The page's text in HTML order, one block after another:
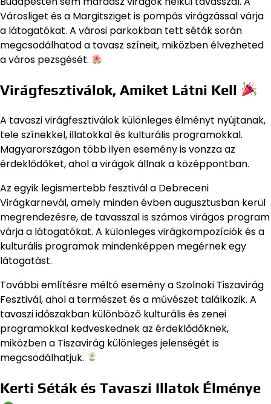
Városliget és a Margitsziget is pompás virágzással várja
a látogatókat. A városi parkokban tett séták során
megcsodálhatod a tavasz színeit, miközben élvezheted
a város pezsgését.
Virágfesztiválok, Amiket Látni Kell
A tavaszi virágfesztiválok különleges élményt nyújtanak,
tele színekkel, illatokkal és kulturális programokkal.
Magyarországon több ilyen esemény is vonzza az
érdeklődőket, ahol a virágok állnak a középpontban.
Az egyik legismertebb fesztivál a Debreceni
Virágkarnevál, amely minden évben augusztusban kerül
megrendezésre, de tavasszal is számos virágos program
várja a látogatókat. A különleges virágkompozíciók és a
kulturális programok mindenképpen megérnek egy
látogatást.
További említésre méltó esemény a Szolnoki Tiszavirág
Fesztivál, ahol a természet és a művészet találkozik. A
tavaszi időszakban különböző kulturális és zenei
programokkal kedveskednek az érdeklődőknek,
miközben a Tiszavirág különleges jelenségét is
megcsodálhatjuk.
Kerti Séták és Tavaszi Illatok Élménye